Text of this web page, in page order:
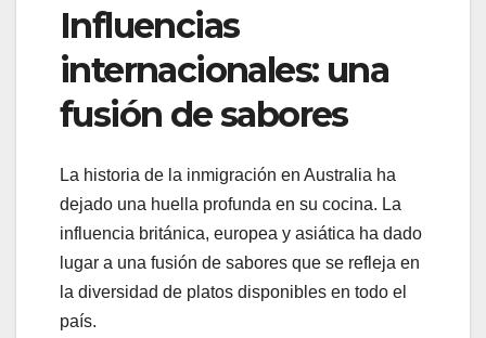
Influencias
internacionales: una
fusión de sabores
La historia de la inmigración en Australia ha
dejado una huella profunda en su cocina. La
influencia británica, europea y asiática ha dado
lugar a una fusión de sabores que se refleja en
la diversidad de platos disponibles en todo el
país.